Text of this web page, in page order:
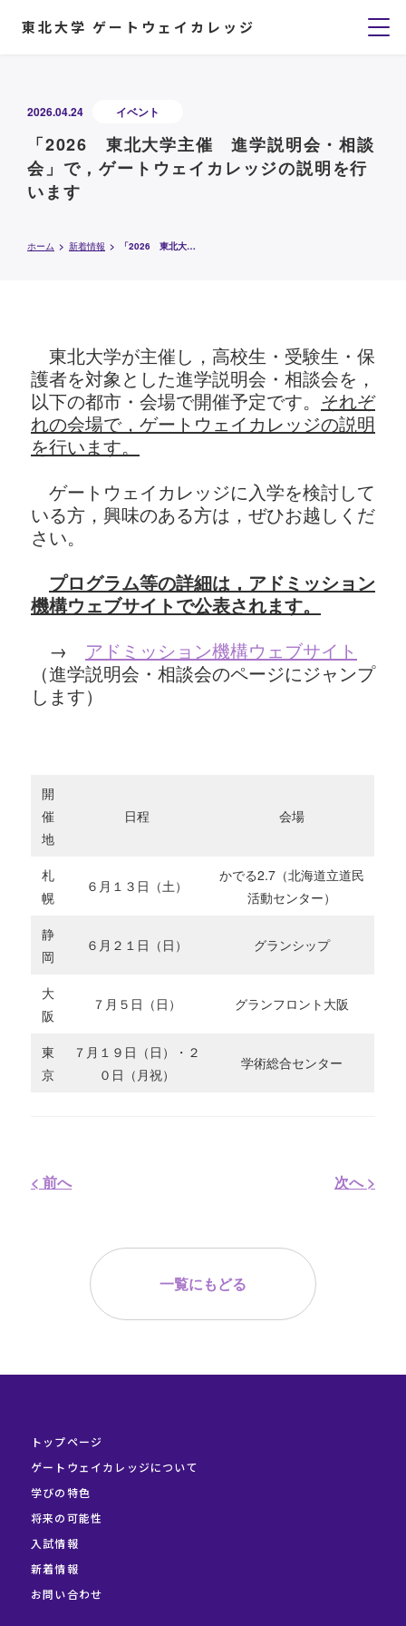
東北大学 ゲートウェイカレッジ
2026.04.24 イベント
「2026 東北大学主催 進学説明会・相談
会」で，ゲートウェイカレッジの説明を行
います
ホーム 新着情報 「2026 東北大学主催 進学説明会・相談会」で，ゲートウェイカレッジの説明を行います
東北大学が主催し，高校生・受験生・保
護者を対象とした進学説明会・相談会を，
以下の都市・会場で開催予定です。 それぞ
れの会場で，ゲートウェイカレッジの説明
を行います。
ゲートウェイカレッジに入学を検討して
いる方，興味のある方は，ぜひお越しくだ
さい。
プログラム等の詳細は，アドミッション
機構ウェブサイトで公表されます。
→ アドミッション機構ウェブサイト
（進学説明会・相談会のページにジャンプ
します）
開
催
地
日程 会場
札
幌
６月１３日（土）
かでる2.7（北海道立道民
活動センター）
静
岡
６月２１日（日） グランシップ
大
阪
７月５日（日） グランフロント大阪
東
京
７月１９日（日）・２
０日（月祝）
学術総合センター
< 前へ 次へ >
一覧にもどる
トップページ
ゲートウェイカレッジについて
学びの特色
将来の可能性
入試情報
新着情報
お問い合わせ